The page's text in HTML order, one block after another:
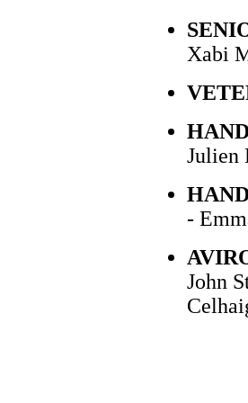
Xabi
Julien
-
John